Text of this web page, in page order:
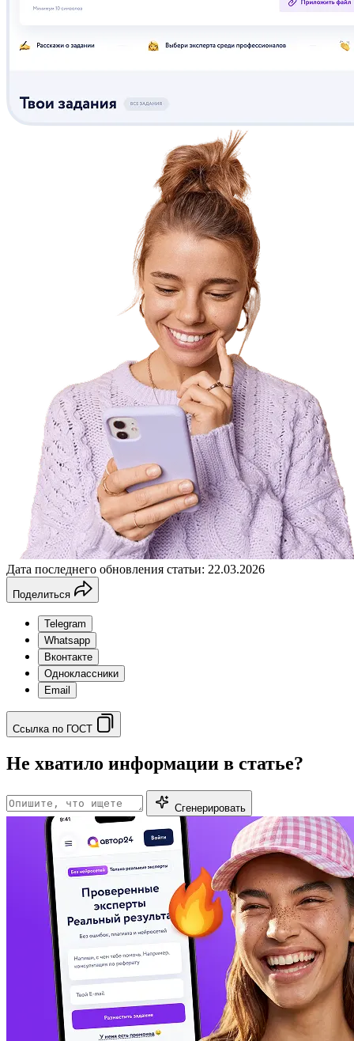
Дата последнего обновления статьи: 22.03.2026
Поделиться
Telegram
Whatsapp
Вконтакте
Одноклассники
Email
Ссылка по ГОСТ
Не хватило информации в статье?
Сгенерировать